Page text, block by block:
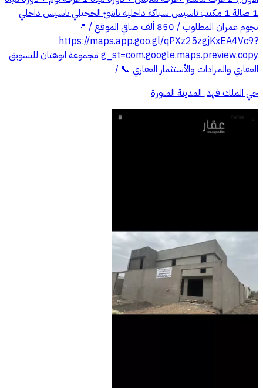
1 صالة 1 مكتب تاسيس سباكة داخليه ناشئ الحجيلي تاسيس داخلي
نجوم عمران المطلوب / 850 ألف صافي الموقع / 📍
https://maps.app.goo.gl/qPXz25zgjKxEA4Vc9?
g_st=com.google.maps.preview.copy مجموعة ابوهتان للتسويق
العقاري والمزادات والأستثمار العقاري 📞 /
حي الملك فهد, المدينة المنورة